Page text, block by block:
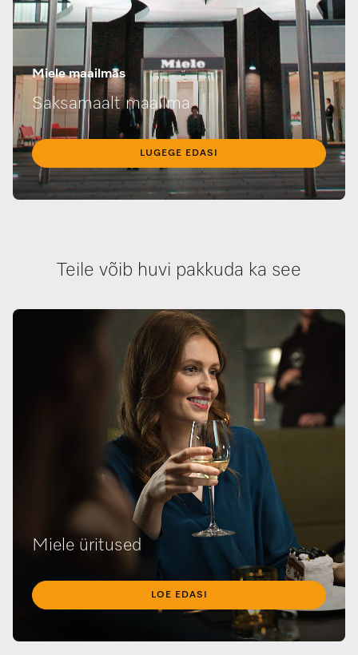
Miele maailmas
Saksamaalt maailma
LUGEGE EDASI
Teile võib huvi pakkuda ka see
Miele üritused
LOE EDASI